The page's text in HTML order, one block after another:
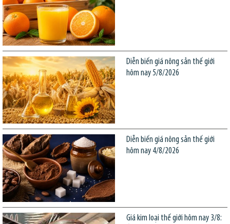
Diễn biến giá nông sản thế giới
hôm nay 5/8/2026
Diễn biến giá nông sản thế giới
hôm nay 4/8/2026
Giá kim loại thế giới hôm nay 3/8: